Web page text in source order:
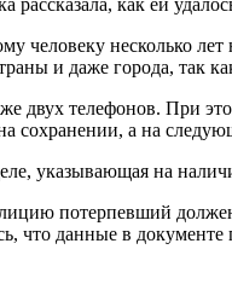
человеку несколько
и даже города, так
двух телефонов. При
сохранении, а на
указывающая на
потерпевший
что данные в